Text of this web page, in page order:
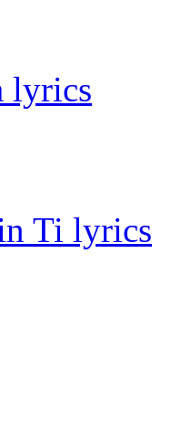
lyrics
Ti lyrics